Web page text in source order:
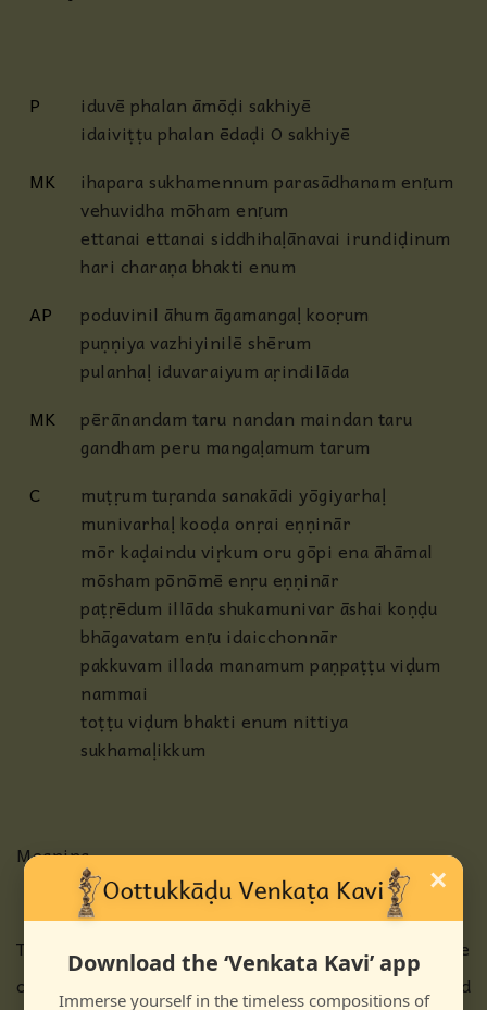
P
iduvē phalan āmōḍi sakhiyē
idaiviṭṭu phalan ēdaḍi O sakhiyē
MK
ihapara sukhamennum parasādhanam enṛum
vehuvidha mōham enṛum
ettanai ettanai siddhihaḷānavai irundiḍinum
hari charaṇa bhakti enum
AP
poduvinil āhum āgamangaḷ kooṛum
puṇṇiya vazhiyinilē shērum
pulanhaḷ iduvaraiyum aṛindilāda
MK
pērānandam taru nandan maindan taru
gandham peru mangaḷamum tarum
C
muṭṛum tuṛanda sanakādi yōgiyarhaḷ
munivarhaḷ kooḍa onṛai eṇṇinār
mōr kaḍaindu viṛkum oru gōpi ena āhāmal
mōsham pōnōmē enṛu eṇṇinār
paṭṛēdum illāda shukamunivar āshai koṇḍu
bhāgavatam enṛu idaicchonnār
pakkuvam illada manamum paṇpaṭṭu viḍum
nammai
toṭṭu viḍum bhakti enum nittiya
sukhamaḷikkum
Meaning
This will be the end result, my friend! Nothing else
can be. Worldly pleasures as also the ones obtained
×
Download the ‘Venkata Kavi’ app
Immerse yourself in the timeless compositions of